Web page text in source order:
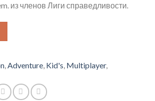
из членов Лиги справедливости.
,Adventure, Kid's, Multiplayer,